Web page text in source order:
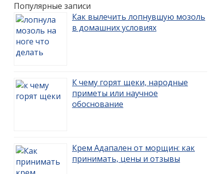
Популярные записи
Как вылечить лопнувшую мозоль
в домашних условиях
К чему горят щеки, народные
приметы или научное
обоснование
Крем Адапален от морщин: как
принимать, цены и отзывы